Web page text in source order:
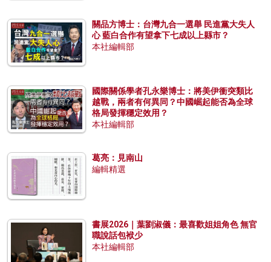
關品方博士：台灣九合一選舉 民進黨大失人
心 藍白合作有望拿下七成以上縣市？
本社編輯部
國際關係學者孔永樂博士：將美伊衝突類比
越戰，兩者有何異同？中國崛起能否為全球
格局發揮穩定效用？
本社編輯部
葛亮：見南山
編輯精選
書展2026｜葉劉淑儀：最喜歡姐姐角色 無官
職說話包袱少
本社編輯部